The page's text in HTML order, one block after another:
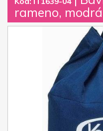
rameno, modrá